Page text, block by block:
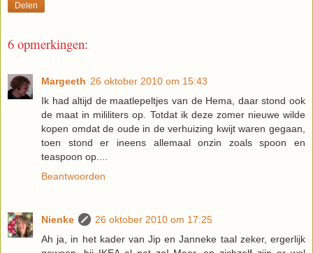
Delen
6 opmerkingen:
Margeeth 26 oktober 2010 om 15:43
Ik had altijd de maatlepeltjes van de Hema, daar stond ook
de maat in mililiters op. Totdat ik deze zomer nieuwe wilde
kopen omdat de oude in de verhuizing kwijt waren gegaan,
toen stond er ineens allemaal onzin zoals spoon en
teaspoon op....
Beantwoorden
Nienke
26 oktober 2010 om 17:25
Ah ja, in het kader van Jip en Janneke taal zeker, ergerlijk